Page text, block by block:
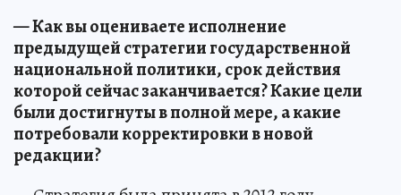
— Как вы оцениваете исполнение
предыдущей стратегии государственной
национальной политики, срок действия
которой сейчас заканчивается? Какие цели
были достигнуты в полной мере, а какие
потребовали корректировки в новой
редакции?